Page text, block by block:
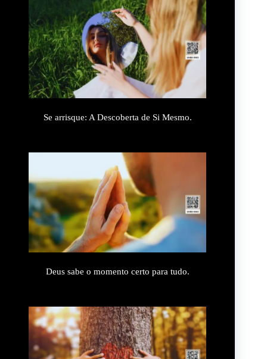
Se arrisque: A Descoberta de Si Mesmo.
Deus sabe o momento certo para tudo.